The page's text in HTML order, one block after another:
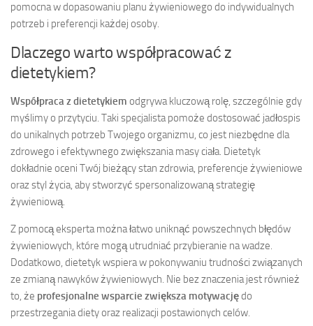
pomocna w dopasowaniu planu żywieniowego do indywidualnych
potrzeb i preferencji każdej osoby.
Dlaczego warto współpracować z
dietetykiem?
Współpraca z dietetykiem odgrywa kluczową rolę, szczególnie gdy
myślimy o przytyciu. Taki specjalista pomoże dostosować jadłospis
do unikalnych potrzeb Twojego organizmu, co jest niezbędne dla
zdrowego i efektywnego zwiększania masy ciała. Dietetyk
dokładnie oceni Twój bieżący stan zdrowia, preferencje żywieniowe
oraz styl życia, aby stworzyć spersonalizowaną strategię
żywieniową.
Z pomocą eksperta można łatwo uniknąć powszechnych błędów
żywieniowych, które mogą utrudniać przybieranie na wadze.
Dodatkowo, dietetyk wspiera w pokonywaniu trudności związanych
ze zmianą nawyków żywieniowych. Nie bez znaczenia jest również
to, że profesjonalne wsparcie zwiększa motywacjędo
przestrzegania diety oraz realizacji postawionych celów.